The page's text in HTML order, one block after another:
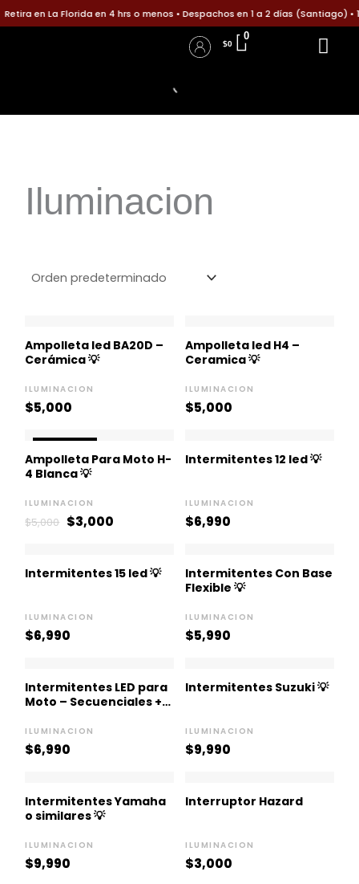
Ir
al
en La Florida en 4 hrs o menos • Despachos en 1 a 2 días (Santiago) •
$0
0
Iluminacion
Ampolleta led BA20D –
Cerámica 💡
ILUMINACION
$5,000
Ampolleta led H4 –
Ceramica 💡
ILUMINACION
$5,000
Ampolleta Para Moto H-
4 Blanca 💡
ILUMINACION
$5,000
El
precio
original
era:
$5,000.
$3,000
precio
actual
Intermitentes 12 led 💡
ILUMINACION
$6,990
Intermitentes 15 led 💡
ILUMINACION
$6,990
Intermitentes Con Base
Flexible 💡
ILUMINACION
$5,990
Intermitentes LED para
Moto – Secuenciales +
ILUMINACION
$6,990
Intermitentes Suzuki 💡
ILUMINACION
$9,990
Intermitentes Yamaha
o similares 💡
ILUMINACION
$9,990
Interruptor Hazard
ILUMINACION
$3,000